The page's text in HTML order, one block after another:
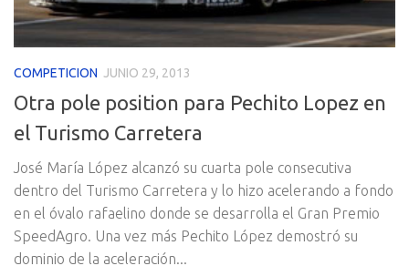
COMPETICION JUNIO 29, 2013
Otra pole position para Pechito Lopez en
el Turismo Carretera
José María López alcanzó su cuarta pole consecutiva
dentro del Turismo Carretera y lo hizo acelerando a fondo
en el óvalo rafaelino donde se desarrolla el Gran Premio
SpeedAgro. Una vez más Pechito López demostró su
dominio de la aceleración...